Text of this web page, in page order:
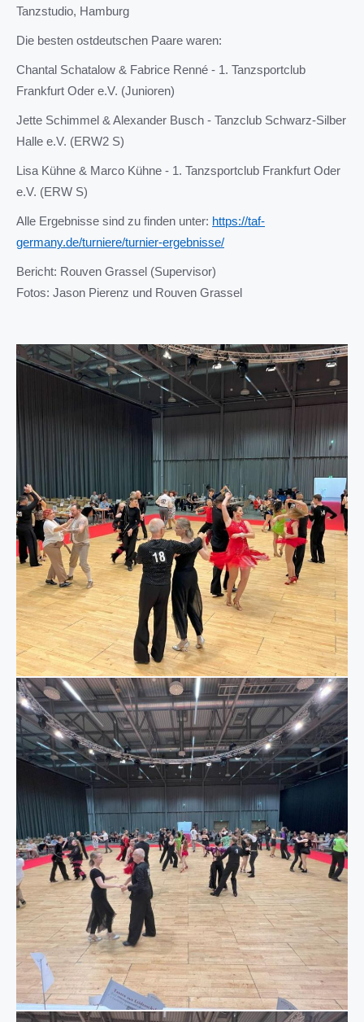
Tanzstudio, Hamburg
Die besten ostdeutschen Paare waren:
Chantal Schatalow & Fabrice Renné - 1. Tanzsportclub
Frankfurt Oder e.V. (Junioren)
Jette Schimmel & Alexander Busch - Tanzclub Schwarz-Silber
Halle e.V. (ERW2 S)
Lisa Kühne & Marco Kühne - 1. Tanzsportclub Frankfurt Oder
e.V. (ERW S)
Alle Ergebnisse sind zu finden unter: https://taf-
germany.de/turniere/turnier-ergebnisse/
Bericht: Rouven Grassel (Supervisor)
Fotos: Jason Pierenz und Rouven Grassel